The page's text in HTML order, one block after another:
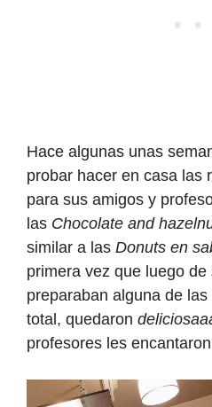
Hace algunas unas
probar hacer en casa las
para sus amigos y
las Chocolate and
similar a las Donuts en
primera vez que luego
preparaban alguna de
total, quedaron
profesores les